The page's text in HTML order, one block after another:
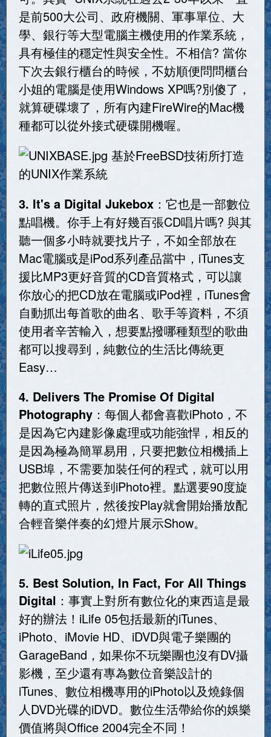
是前500大公司、政府機關、軍事單位、大
學、銀行等大型電腦主機使用的作業系統，
具有極佳的穩定性與安全性。不相信? 當你
下次去銀行櫃台的時候，不妨順便問問櫃台
小姐的電腦是使用Windows XP嗎?別傻了，
就算硬碟壞了，所有內建FireWire的Mac機
種都可以從外接式硬碟開機喔。
基於FreeBSD技術所打造
的UNIX作業系統
3. It's a Digital Jukebox ：它也是一部數位
點唱機。你手上有好幾百張CD唱片嗎? 與其
聽一個多小時就要找片子，不如全部放在
Mac電腦或是iPod系列產品當中，iTunes支
援比MP3更好音質的CD音質格式，可以讓
你放心的把CD放在電腦或iPod裡，iTunes會
自動抓出每首歌的曲名、歌手等資料，不須
使用者辛苦輸入，想要點撥哪種類型的歌曲
都可以搜尋到，純數位的生活比傳統更
Easy…
4. Delivers The Promise Of Digital
Photography ：每個人都會喜歡iPhoto，不
是因為它內建影像處理或功能強悍，相反的
是因為極為簡單易用，只要把數位相機插上
USB埠，不需要加裝任何的程式，就可以用
把數位照片傳送到iPhoto裡。點選要90度旋
轉的直式照片，然後按Play就會開始播放配
合輕音樂伴奏的幻燈片展示Show。
5. Best Solution, In Fact, For All Things
Digital ：事實上對所有數位化的東西這是最
好的辦法！iLife 05包括最新的iTunes、
iPhoto、iMovie HD、iDVD與電子樂團的
GarageBand，如果你不玩樂團也沒有DV攝
影機，至少還有專為數位音樂設計的
iTunes、數位相機專用的iPhoto以及燒錄個
人DVD光碟的iDVD。數位生活帶給你的娛樂
價值將與Office 2004完全不同！